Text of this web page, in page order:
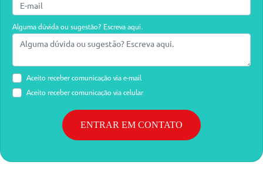
Alguma dúvida ou sugestão? Escreva aqui.
Aceito receber comunicação via e-mail
Aceito receber comunicação via celular
ENTRAR EM CONTATO